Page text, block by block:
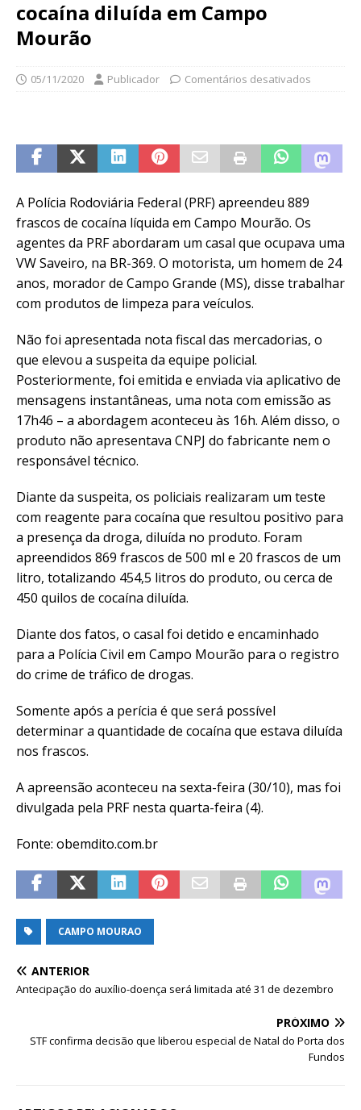
cocaína diluída em Campo
Mourão
05/11/2020 Publicador Comentários desativados
A Polícia Rodoviária Federal (PRF) apreendeu 889
frascos de cocaína líquida em Campo Mourão. Os
agentes da PRF abordaram um casal que ocupava uma
VW Saveiro, na BR-369. O motorista, um homem de 24
anos, morador de Campo Grande (MS), disse trabalhar
com produtos de limpeza para veículos.
Não foi apresentada nota fiscal das mercadorias, o
que elevou a suspeita da equipe policial.
Posteriormente, foi emitida e enviada via aplicativo de
mensagens instantâneas, uma nota com emissão as
17h46 – a abordagem aconteceu às 16h. Além disso, o
produto não apresentava CNPJ do fabricante nem o
responsável técnico.
Diante da suspeita, os policiais realizaram um teste
com reagente para cocaína que resultou positivo para
a presença da droga, diluída no produto. Foram
apreendidos 869 frascos de 500 ml e 20 frascos de um
litro, totalizando 454,5 litros do produto, ou cerca de
450 quilos de cocaína diluída.
Diante dos fatos, o casal foi detido e encaminhado
para a Polícia Civil em Campo Mourão para o registro
do crime de tráfico de drogas.
Somente após a perícia é que será possível
determinar a quantidade de cocaína que estava diluída
nos frascos.
A apreensão aconteceu na sexta-feira (30/10), mas foi
divulgada pela PRF nesta quarta-feira (4).
Fonte: obemdito.com.br
CAMPO MOURAO
ANTERIOR
Antecipação do auxílio-doença será limitada até 31 de dezembro
PRÓXIMO
STF confirma decisão que liberou especial de Natal do Porta dos
Fundos